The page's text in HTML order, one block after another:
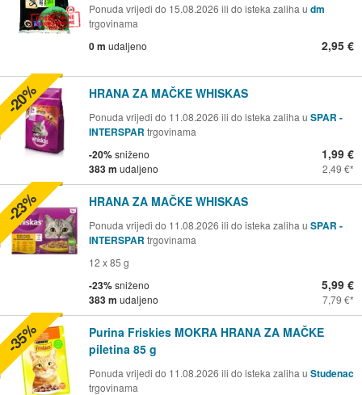
Ponuda vrijedi do 15.08.2026 ili do isteka zaliha u dm
trgovinama
0 m udaljeno 2,95 €
HRANA ZA MAČKE WHISKAS
Ponuda vrijedi do 11.08.2026 ili do isteka zaliha u SPAR -
INTERSPAR trgovinama
-20%sniženo
383 m udaljeno
1,99 €
2,49 €
-20%
HRANA ZA MAČKE WHISKAS
Ponuda vrijedi do 11.08.2026 ili do isteka zaliha u SPAR -
INTERSPAR trgovinama
12 x 85 g
-23%sniženo
383 m udaljeno
5,99 €
7,79 €
-23%
Purina Friskies MOKRA HRANA ZA MAČKE
piletina 85 g
Ponuda vrijedi do 11.08.2026 ili do isteka zaliha u Studenac
trgovinama
-35%